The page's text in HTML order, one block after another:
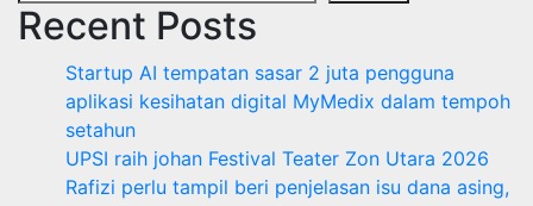
Recent Posts
Startup AI tempatan sasar 2 juta pengguna
aplikasi kesihatan digital MyMedix dalam tempoh
setahun
UPSI raih johan Festival Teater Zon Utara 2026
Rafizi perlu tampil beri penjelasan isu dana asing,